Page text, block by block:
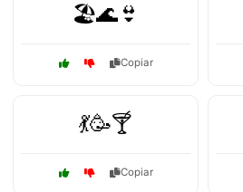
🏖️🌊👙
Copiar
💃🥳🍸
Copiar